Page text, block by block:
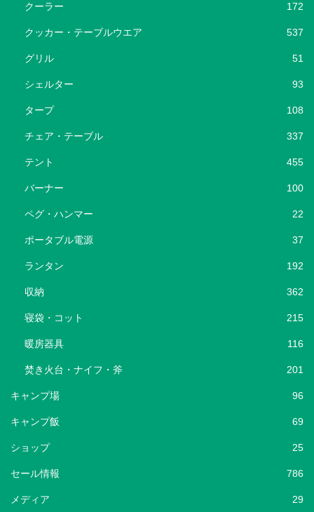
クーラー 172
クッカー・テーブルウエア 537
グリル 51
シェルター 93
タープ 108
チェア・テーブル 337
テント 455
バーナー 100
ペグ・ハンマー 22
ポータブル電源 37
ランタン 192
収納 362
寝袋・コット 215
暖房器具 116
焚き火台・ナイフ・斧 201
キャンプ場 96
キャンプ飯 69
ショップ 25
セール情報 786
メディア 29